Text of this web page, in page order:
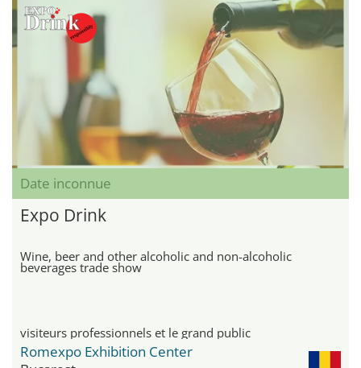
Date inconnue
Expo Drink
Wine, beer and other alcoholic and non-alcoholic
beverages trade show
visiteurs professionnels et le grand public
Romexpo Exhibition Center